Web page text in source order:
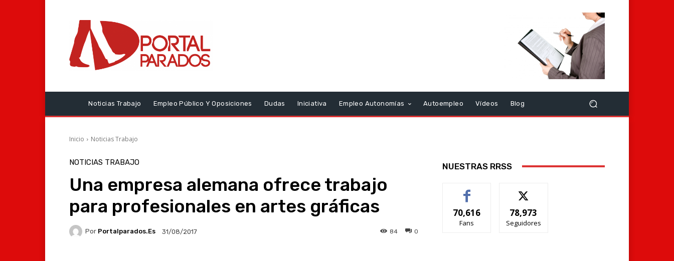
Noticias Trabajo Empleo Público Y Oposiciones Dudas Iniciativa Empleo Autonomías Autoempleo Vídeos Blog
Inicio Noticias Trabajo
NOTICIAS TRABAJO
Una empresa alemana ofrece trabajo
para profesionales en artes gráficas
Por Portalparados.es 31/08/2017 0
84
NUESTRAS RRSS
70,616
Fans
78,973
Seguidores